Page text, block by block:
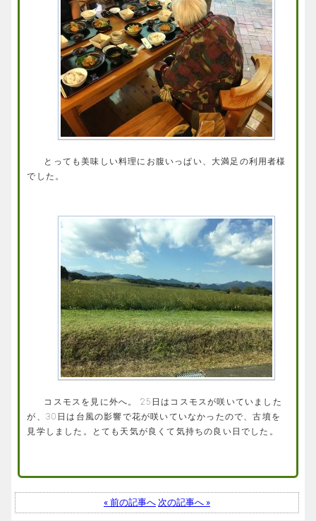
とっても美味しい料理にお腹いっぱい、大満足の利用者様
でした。
コスモスを見に外へ。 25日はコスモスが咲いていました
が、30日は台風の影響で花が咲いていなかったので、古墳を
見学しました。とても天気が良くて気持ちの良い日でした。
« 前の記事へ 次の記事へ »